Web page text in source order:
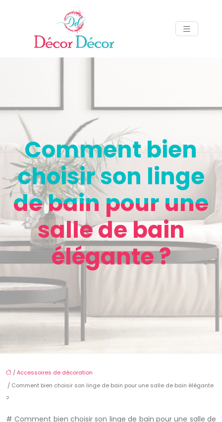
Comment bien
choisir son linge
de bain pour une
salle de bain
élégante ?
/Accessoires de décoration
/ Comment bien choisir son linge de bain pour une salle de bain élégante
?
# Comment bien choisir son linge de bain pour une salle de